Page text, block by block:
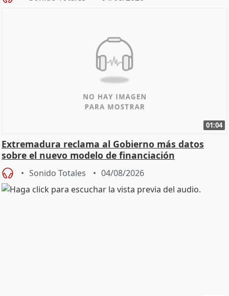
01:04
Extremadura reclama al Gobierno más datos
sobre el nuevo modelo de financiación
Sonido Totales 04/08/2026